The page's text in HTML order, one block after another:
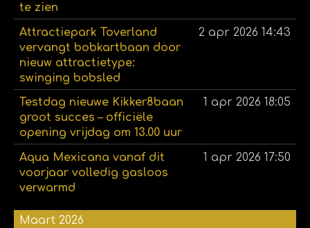
te zien
Attractiepark Toverland
vervangt bobkartbaan door
nieuw attractietype:
swinging bobsled
2 apr 2026 14:43
Testdag nieuwe Kikker8baan
groot succes – officiële
opening vrijdag om 13.00 uur
1 apr 2026 18:05
Aqua Mexicana vanaf dit
voorjaar volledig gasloos
verwarmd
1 apr 2026 17:50
Maart 2026